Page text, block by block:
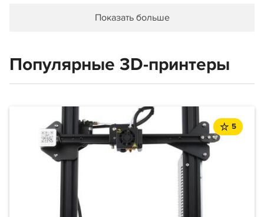
Показать больше
Популярные 3D-принтеры
5